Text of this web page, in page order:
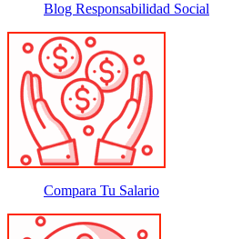
Blog Responsabilidad Social
Compara Tu Salario